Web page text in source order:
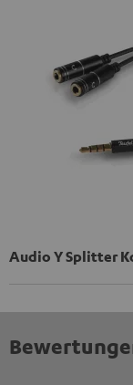
Audio Y Splitter